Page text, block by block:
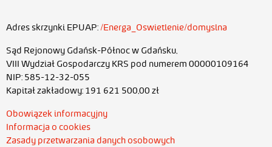
Adres skrzynki EPUAP:/Energa_Oswietlenie/domyslna
Sąd Rejonowy Gdańsk-Północ w Gdańsku,
VIII Wydział Gospodarczy KRS pod numerem 00000109164
NIP: 585-12-32-055
Kapitał zakładowy: 191 621 500,00 zł
Obowiązek informacyjny
Informacja o cookies
Zasady przetwarzania danych osobowych